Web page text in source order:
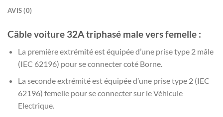
AVIS (0)
Câble voiture 32A triphasé male vers femelle :
La première extrémité est équipée d’une prise type 2 mâle
(IEC 62196) pour se connecter coté Borne.
La seconde extrémité est équipée d’une prise type 2 (IEC
62196) femelle pour se connecter sur le Véhicule
Electrique.